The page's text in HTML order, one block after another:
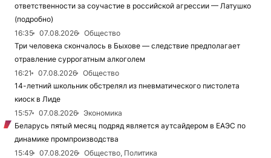
ответственности за соучастие в российской агрессии — Латушко
(подробно)
16:35
07.08.2026
Общество
Три человека скончалось в Быхове — следствие предполагает
отравление суррогатным алкоголем
16:21
07.08.2026
Общество
14-летний школьник обстрелял из пневматического пистолета
киоск в Лиде
15:57
07.08.2026
Экономика
Беларусь пятый месяц подряд является аутсайдером в ЕАЭС по
динамике промпроизводства
15:49
07.08.2026
Общество, Политика